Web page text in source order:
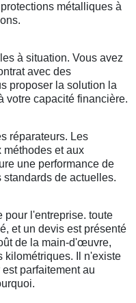
métalliques à
à situation. Vous avez
avec des
proposer la solution la
votre capacité financière.
réparateurs. Les
méthodes et aux
une performance de
standards de actuelles.
pour l'entreprise. toute
et un devis est présenté
de la main-d'œuvre,
kilométriques. Il n'existe
parfaitement au